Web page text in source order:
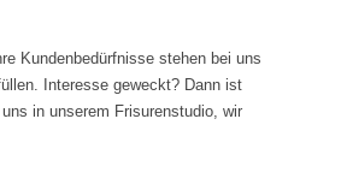
Kundenbedürfnisse stehen bei uns
Interesse geweckt? Dann ist
in unserem Frisurenstudio, wir